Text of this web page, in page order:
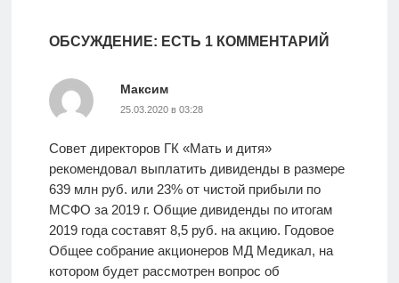
ОБСУЖДЕНИЕ: ЕСТЬ 1 КОММЕНТАРИЙ
Максим
25.03.2020 в 03:28
Совет директоров ГК «Мать и дитя»
рекомендовал выплатить дивиденды в размере
639 млн руб. или 23% от чистой прибыли по
МСФО за 2019 г. Общие дивиденды по итогам
2019 года составят 8,5 руб. на акцию. Годовое
Общее собрание акционеров МД Медикал, на
котором будет рассмотрен вопрос об